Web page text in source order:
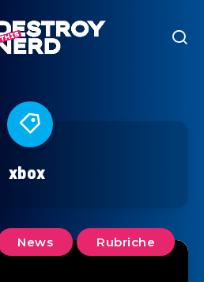
xbox
News Rubriche